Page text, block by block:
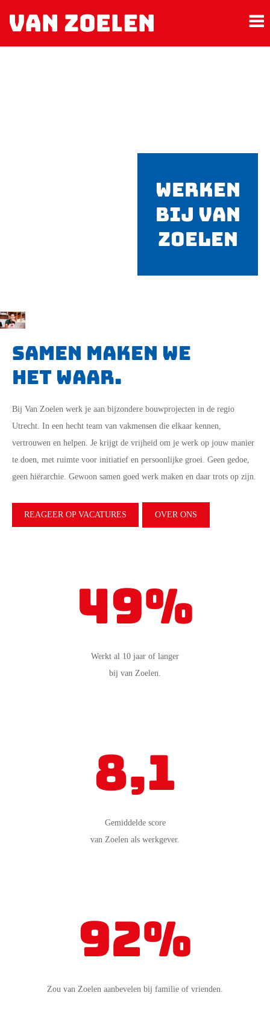
Werken
bij Van
Zoelen
Samen maken we
het waar.
Bij Van Zoelen werk je aan bijzondere bouwprojecten in de regio
Utrecht. In een hecht team van vakmensen die elkaar kennen,
vertrouwen en helpen. Je krijgt de vrijheid om je werk op jouw manier
te doen, met ruimte voor initiatief en persoonlijke groei. Geen gedoe,
geen hiërarchie. Gewoon samen goed werk maken en daar trots op zijn.
REAGEER OP VACATURES OVER ONS
49%
Werkt al 10 jaar of langer
bij van Zoelen.
8,1
Gemiddelde score
van Zoelen als werkgever.
92%
Zou van Zoelen aanbevelen bij familie of vrienden.